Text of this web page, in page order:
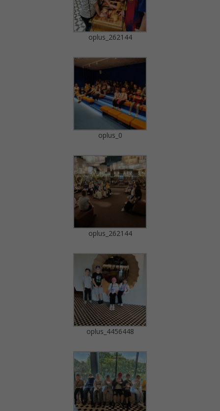
oplus_262144
oplus_0
oplus_262144
oplus_4456448